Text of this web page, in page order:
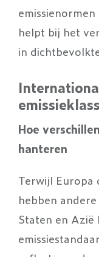
helpt bij het
in
Hoe
hanteren
Terwijl
hebben
Staten en Azië